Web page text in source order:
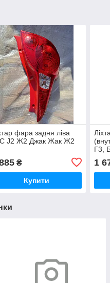
фара задня ліва
J2 Ж2 Джак Жак Ж2
₴
Купити
Г3,
1